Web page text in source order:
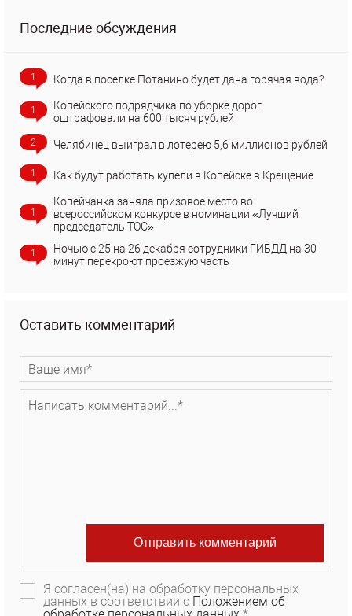
Последние обсуждения
1 Когда в поселке Потанино будет дана горячая вода?
1
Копейского подрядчика по уборке дорог
оштрафовали на 600 тысяч рублей
2 Челябинец выиграл в лотерею 5,6 миллионов рублей
1 Как будут работать купели в Копейске в Крещение
1
Копейчанка заняла призовое место во
всероссийском конкурсе в номинации «Лучший
председатель ТОС»
1
Ночью с 25 на 26 декабря сотрудники ГИБДД на 30
минут перекроют проезжую часть
Оставить комментарий
Я согласен(на) на обработку персональных
данных в соответствии с Положением об